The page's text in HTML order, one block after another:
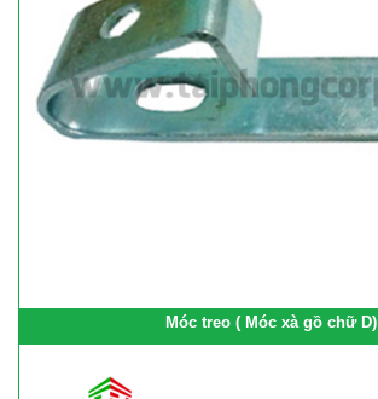
Móc treo ( Móc xà gồ chữ D)